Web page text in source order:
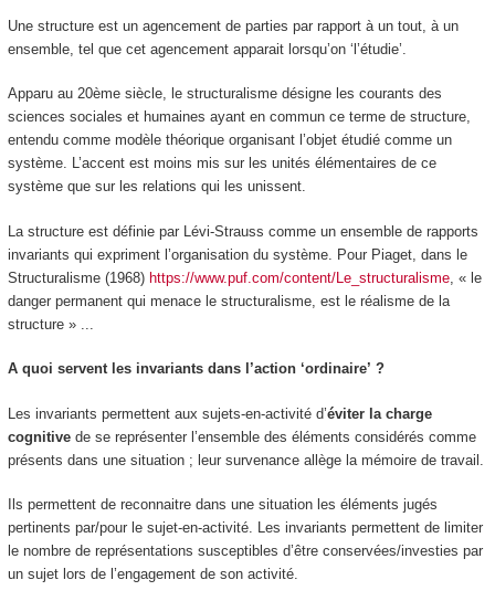
Une structure est un agencement de parties par rapport à un tout, à un
ensemble, tel que cet agencement apparait lorsqu’on ‘l’étudie’.
Apparu au 20ème siècle, le structuralisme désigne les courants des
sciences sociales et humaines ayant en commun ce terme de structure,
entendu comme modèle théorique organisant l’objet étudié comme un
système. L’accent est moins mis sur les unités élémentaires de ce
système que sur les relations qui les unissent.
La structure est définie par Lévi-Strauss comme un ensemble de rapports
invariants qui expriment l’organisation du système. Pour Piaget, dans le
Structuralisme (1968) https://www.puf.com/content/Le_structuralisme, « le
danger permanent qui menace le structuralisme, est le réalisme de la
structure » ...
A quoi servent les invariants dans l’action ‘ordinaire’ ?
Les invariants permettent aux sujets-en-activité d’éviter la charge
cognitivede se représenter l’ensemble des éléments considérés comme
présents dans une situation ; leur survenance allège la mémoire de travail
Ils permettent de reconnaitredans une situation les éléments jugés
pertinents par/pour le sujet-en-activité. Les invariants permettent de limiter
le nombre de représentations susceptibles d’être conservées/investies par
un sujet lors de l’engagement de son activité.